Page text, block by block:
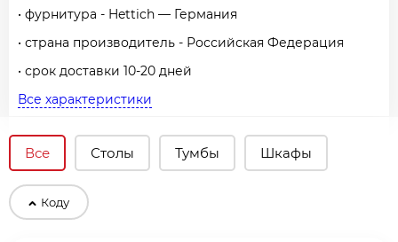
• фурнитура - Hettich — Германия
• страна производитель - Российская Федерация
• срок доставки 10-20 дней
Все характеристики
Все Столы Тумбы Шкафы
Коду